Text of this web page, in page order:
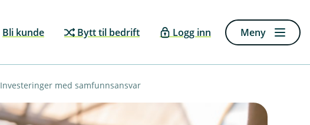
Bli kunde Bytt til bedrift Logg inn Meny
Investeringer med samfunnsansvar